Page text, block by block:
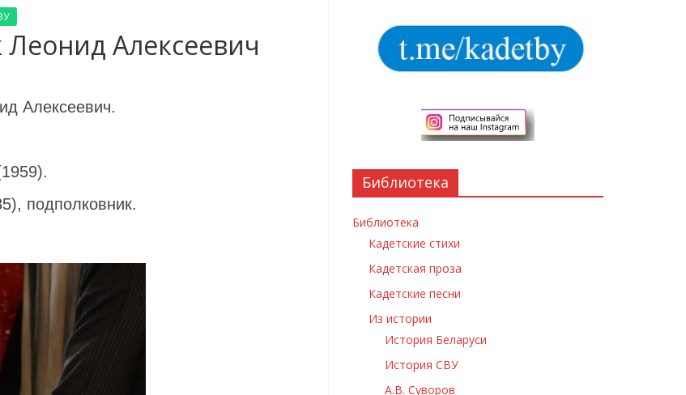
Алексеевич
Алексеевич.
подполковник.
Библиотека
Библиотека
Кадетские стихи
Кадетская проза
Кадетские песни
Из истории
История Беларуси
История СВУ
А.В. Суворов